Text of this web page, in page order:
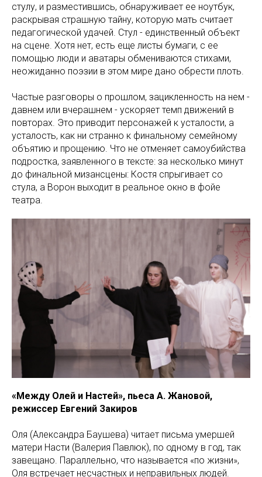
стулу, и разместившись, обнаруживает ее ноутбук,
раскрывая страшную тайну, которую мать считает
педагогической удачей. Стул - единственный объект
на сцене. Хотя нет, есть еще листы бумаги, с ее
помощью люди и аватары обмениваются стихами,
неожиданно поэзии в этом мире дано обрести плоть.
Частые разговоры о прошлом, зацикленность на нем -
давнем или вчерашнем - ускоряет темп движений в
повторах. Это приводит персонажей к усталости, а
усталость, как ни странно к финальному семейному
объятию и прощению. Что не отменяет самоубийства
подростка, заявленного в тексте: за несколько минут
до финальной мизансцены: Костя спрыгивает со
стула, а Ворон выходит в реальное окно в фойе
театра.
«Между Олей и Настей», пьеса А. Жановой,
режиссер Евгений Закиров
Оля (Александра Баушева) читает письма умершей
матери Насти (Валерия Павлюк), по одному в год, так
завещано. Параллельно, что называется «по жизни»,
Оля встречает несчастных и неправильных людей.